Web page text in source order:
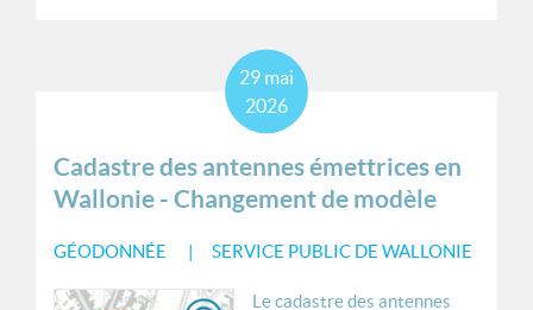
Cadastre des antennes émettrices en
Wallonie - Changement de modèle
GÉODONNÉE SERVICE PUBLIC DE WALLONIE
29 mai
2026
Le cadastre des antennes